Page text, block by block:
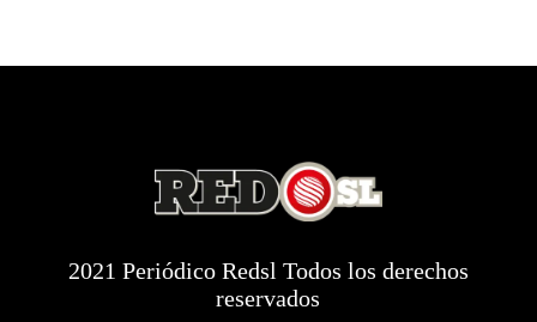
2021 Periódico Redsl Todos los derechos
reservados